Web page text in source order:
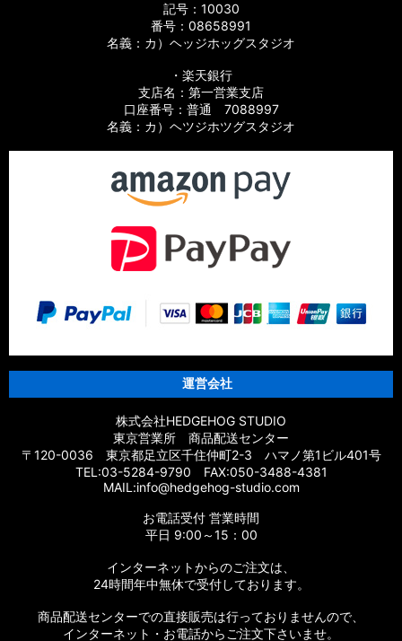
【シマノ】10バイオマスターSW［BIOMASTER SW］対応 カ
【シマノ】19スフェロスSW［SPHEROS SW］対応 カスタム
【シマノ】21スフェロスSW［SPHEROS SW］対応 カスタム
【シマノ】14スフェロスSW［SPHEROS SW］対応 カスタム
【シマノ】21エクスセンス［EXSENCE］対応 カスタムパーツ
【シマノ】20エクスセンスBB［EXSENCE BB］対応 カスタム
パーツ
【シマノ】18エクスセンスCI4+［EXSENCE CI4+］対応 カス
タムパーツ
【シマノ】17エクスセンス［EXSENCE］対応 カスタムパーツ
【シマノ】16エクスセンスLB［EXSENCE LB］対応 カスタム
【シマノ】14エクスセンスBB［EXSENCE BB］対応 カスタム
【シマノ】13エクスセンスLB［EXSENCE LB］対応 カスタム
記号：10030
番号：08658991
名義：カ）ヘッジホッグスタジオ
・楽天銀行
支店名：第一営業支店
口座番号：普通 7088997
名義：カ）ヘツジホツグスタジオ
運営会社
株式会社HEDGEHOG STUDIO
東京営業所 商品配送センター
〒120-0036 東京都足立区千住仲町2-3 ハマノ第1ビル401号
TEL:03-5284-9790 FAX:050-3488-4381
MAIL:info@hedgehog-studio.com
お電話受付 営業時間
平日 9:00～15：00
インターネットからのご注文は、
24時間年中無休で受付しております。
商品配送センターでの直接販売は行っておりませんので、
インターネット・お電話からご注文下さいませ。